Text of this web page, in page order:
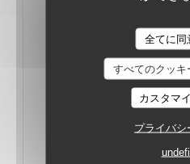
全てに同
すべてのクッキ
カスタマ
プライバシ
réservation : place de la
© Le Télégramme https://
darmor/saint-quay-portrieux/
vient-d-ouvrir-19-06-2019-
Le Café